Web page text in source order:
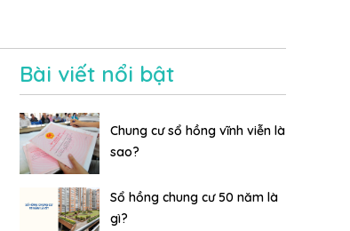
Bài viết nổi bật
Chung cư sổ hồng vĩnh viễn là
sao?
Sổ hồng chung cư 50 năm là
gì?